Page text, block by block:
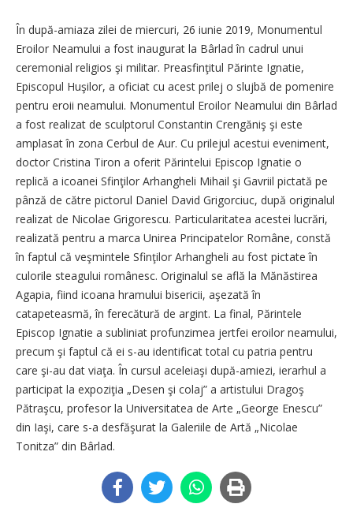
În după-amiaza zilei de miercuri, 26 iunie 2019, Monumentul
Eroilor Neamului a fost inaugurat la Bârlad în cadrul unui
ceremonial religios şi militar. Preasfinţitul Părinte Ignatie,
Episcopul Huşilor, a oficiat cu acest prilej o slujbă de pomenire
pentru eroii neamului. Monumentul Eroilor Neamului din Bârlad
a fost realizat de sculptorul Constantin Crengăniş şi este
amplasat în zona Cerbul de Aur. Cu prilejul acestui eveniment,
doctor Cristina Tiron a oferit Părintelui Episcop Ignatie o
replică a icoanei Sfinţilor Arhangheli Mihail şi Gavriil pictată pe
pânză de către pictorul Daniel David Grigorciuc, după originalul
realizat de Nicolae Grigorescu. Particularitatea acestei lucrări,
realizată pentru a marca Unirea Principatelor Române, constă
în faptul că veşmintele Sfinţilor Arhangheli au fost pictate în
culorile steagului românesc. Originalul se află la Mănăstirea
Agapia, fiind icoana hramului bisericii, aşezată în
catapeteasmă, în ferecătură de argint. La final, Părintele
Episcop Ignatie a subliniat profunzimea jertfei eroilor neamului,
precum şi faptul că ei s-au identificat total cu patria pentru
care şi-au dat viaţa. În cursul aceleiaşi după-amiezi, ierarhul a
participat la expoziţia „Desen şi colaj” a artistului Dragoş
Pătraşcu, profesor la Universitatea de Arte „George Enescu”
din Iaşi, care s-a desfăşurat la Galeriile de Artă „Nicolae
Tonitza” din Bârlad.